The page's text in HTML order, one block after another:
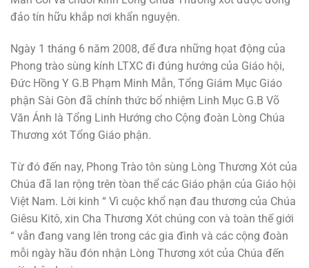
đảo tín hữu khắp nơi khẩn nguyện.
Ngày 1 tháng 6 năm 2008, để đưa những họat động của
Phong trào sùng kính LTXC đi đúng hướng của Giáo hội,
Đức Hồng Y G.B Phạm Minh Mẫn, Tổng Giám Mục Giáo
phận Sài Gòn đã chính thức bổ nhiệm Linh Mục G.B Võ
Văn Ánh là Tổng Linh Hướng cho Cộng đoàn Lòng Chúa
Thương xót Tổng Giáo phận.
Từ đó đến nay, Phong Trào tôn sùng Lòng Thương Xót của
Chúa đã lan rộng trên tòan thể các Giáo phận của Giáo hội
Việt Nam. Lời kinh “ Vì cuộc khổ nạn đau thương của Chúa
Giêsu Kitô, xin Cha Thương Xót chúng con và toàn thế giới
“ vẫn đang vang lên trong các gia đình và các cộng đoàn
mỗi ngày hầu đón nhận Lòng Thương xót của Chúa đến